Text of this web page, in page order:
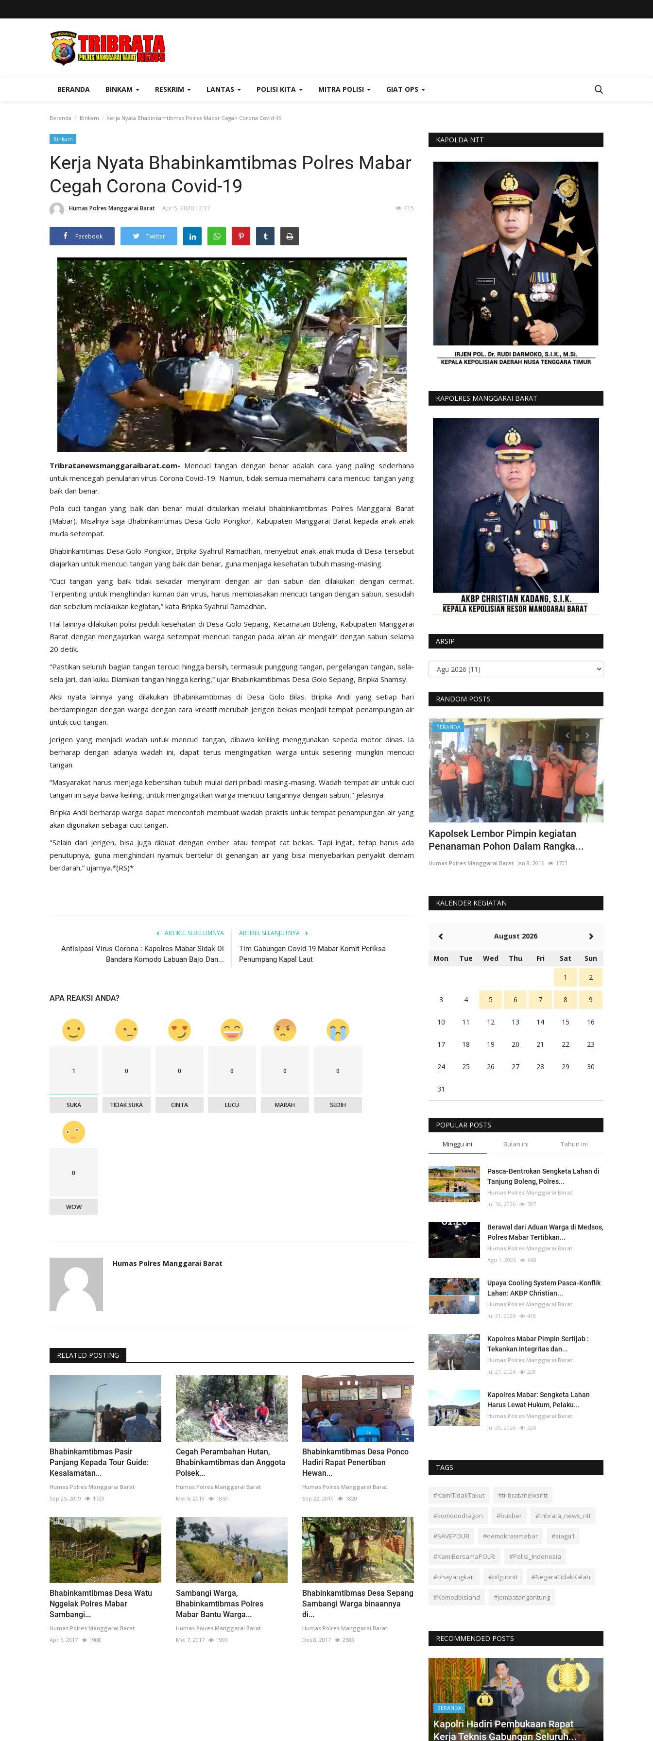
BERANDA BINKAM RESKRIM LANTAS POLISI KITA MITRA POLISI GIAT OPS
Beranda Binkam Kerja Nyata Bhabinkamtibmas Polres Mabar Cegah Corona Covid-19
Binkam
Kerja Nyata Bhabinkamtibmas Polres Mabar
Cegah Corona Covid-19
Humas Polres Manggarai Barat Apr 5, 2020 12:17 715
Facebook Twitter
Tribratanewsmanggaraibarat.com- Mencuci tangan dengan benar adalah cara yang paling sederhana
untuk mencegah penularan virus Corona Covid-19. Namun, tidak semua memahami cara mencuci tangan yang
baik dan benar.
Pola cuci tangan yang baik dan benar mulai ditularkan melalui bhabinkamtibmas Polres Manggarai Barat
(Mabar). Misalnya saja Bhabinkamtimas Desa Golo Pongkor, Kabupaten Manggarai Barat kepada anak-anak
muda setempat.
Bhabinkamtimas Desa Golo Pongkor, Bripka Syahrul Ramadhan, menyebut anak-anak muda di Desa tersebut
diajarkan untuk mencuci tangan yang baik dan benar, guna menjaga kesehatan tubuh masing-masing.
“Cuci tangan yang baik tidak sekadar menyiram dengan air dan sabun dan dilakukan dengan cermat.
Terpenting untuk menghindari kuman dan virus, harus membiasakan mencuci tangan dengan sabun, sesudah
dan sebelum melakukan kegiatan,” kata Bripka Syahrul Ramadhan.
Hal lainnya dilakukan polisi peduli kesehatan di Desa Golo Sepang, Kecamatan Boleng, Kabupaten Manggarai
Barat dengan mengajarkan warga setempat mencuci tangan pada aliran air mengalir dengan sabun selama
20 detik.
“Pastikan seluruh bagian tangan tercuci hingga bersih, termasuk punggung tangan, pergelangan tangan, sela-
sela jari, dan kuku. Diamkan tangan hingga kering,” ujar Bhabinkamtibmas Desa Golo Sepang, Bripka Shamsy.
Aksi nyata lainnya yang dilakukan Bhabinkamtibmas di Desa Golo Bilas. Bripka Andi yang setiap hari
berdampingan dengan warga dengan cara kreatif merubah jerigen bekas menjadi tempat penampungan air
untuk cuci tangan.
Jerigen yang menjadi wadah untuk mencuci tangan, dibawa keliling menggunakan sepeda motor dinas. Ia
berharap dengan adanya wadah ini, dapat terus mengingatkan warga untuk sesering mungkin mencuci
tangan.
“Masyarakat harus menjaga kebersihan tubuh mulai dari pribadi masing-masing. Wadah tempat air untuk cuci
tangan ini saya bawa keliling, untuk mengingatkan warga mencuci tangannya dengan sabun," jelasnya.
Bripka Andi berharap warga dapat mencontoh membuat wadah praktis untuk tempat penampungan air yang
akan digunakan sebagai cuci tangan.
"Selain dari jerigen, bisa juga dibuat dengan ember atau tempat cat bekas. Tapi ingat, tetap harus ada
penutupnya, guna menghindari nyamuk bertelur di genangan air yang bisa menyebarkan penyakit demam
berdarah,” ujarnya.*(RS)*
ARTIKEL SEBELUMNYA
Antisipasi Virus Corona : Kapolres Mabar Sidak Di
Bandara Komodo Labuan Bajo Dan...
ARTIKEL SELANJUTNYA
Tim Gabungan Covid-19 Mabar Komit Periksa
Penumpang Kapal Laut
APA REAKSI ANDA?
1
SUKA
0
TIDAK SUKA
0
CINTA
0
LUCU
0
MARAH
0
SEDIH
0
WOW
Humas Polres Manggarai Barat
RELATED POSTING
Bhabinkamtibmas Pasir
Panjang Kepada Tour Guide:
Kesalamatan...
Humas Polres Manggarai Barat
Sep 25, 2019
1729
Cegah Perambahan Hutan,
Bhabinkamtibmas dan Anggota
Polsek...
Humas Polres Manggarai Barat
Mei 6, 2019
1859
Bhabinkamtibmas Desa Ponco
Hadiri Rapat Penertiban
Hewan...
Humas Polres Manggarai Barat
Sep 22, 2019
1820
Bhabinkamtibmas Desa Watu
Nggelak Polres Mabar
Sambangi...
Humas Polres Manggarai Barat
Apr 6, 2017
1908
Sambangi Warga,
Bhabinkamtibmas Polres
Mabar Bantu Warga...
Humas Polres Manggarai Barat
Mei 7, 2017
1999
Bhabinkamtibmas Desa Sepang
Sambangi Warga binaannya
di...
Humas Polres Manggarai Barat
Des 8, 2017
2583
KAPOLDA NTT
KAPOLRES MANGGARAI BARAT
ARSIP
RANDOM POSTS
BERANDA
Surat Telegram Rotasi Pati Polri,
Komjen Agus Andrianto...
sambagi warga pesisir
BERANDA
Kapolsek Lembor Pimpin kegiatan
Penanaman Pohon Dalam Rangka...
Humas Polres Manggarai Barat Jan 8, 2016 1703
KALENDER KEGIATAN
August 2026
Mon Tue Wed Thu Fri Sat Sun
1 2
3 4 5 6 7 8 9
10 11 12 13 14 15 16
17 18 19 20 21 22 23
24 25 26 27 28 29 30
31
POPULAR POSTS
Minggu ini Bulan ini Tahun ini
Pasca-Bentrokan Sengketa Lahan di
Tanjung Boleng, Polres...
Humas Polres Manggarai Barat
Jul 30, 2026
707
Berawal dari Aduan Warga di Medsos,
Polres Mabar Tertibkan...
Humas Polres Manggarai Barat
Agu 1, 2026
668
Upaya Cooling System Pasca-Konflik
Lahan: AKBP Christian...
Humas Polres Manggarai Barat
Jul 31, 2026
418
Kapolres Mabar Pimpin Sertijab :
Tekankan Integritas dan...
Humas Polres Manggarai Barat
Jul 27, 2026
228
Kapolres Mabar: Sengketa Lahan
Harus Lewat Hukum, Pelaku...
Humas Polres Manggarai Barat
Jul 29, 2026
224
TAGS
#KamiTidakTakut #tribratanewsntt
#komododragon #bukber #tribrata_news_ntt
#SAVEPOLRI #demokrasimabar #siaga1
#KamiBersamaPOLRI #Polisi_Indonesia
#bhayangkari #pilgubntt #NegaraTidakKalah
#Komodoisland #jembatangantung
RECOMMENDED POSTS
BERANDA
Kapolri Hadiri Pembukaan Rapat
Kerja Teknis Gabungan Seluruh...